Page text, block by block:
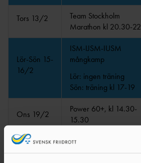
Tors 13/2
Team Stockholm
Marathon kl 20.30-22
Lör-Sön 15-
16/2
ISM-IJSM-IUSM
mångkamp
Lör: ingen träning
Sön: träning kl 17-19
Ons 19/2
Power 60+, kl 14.30-
15.30
Tors 20/2